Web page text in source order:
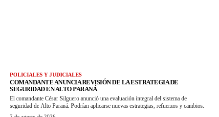
POLICIALES Y JUDICIALES
COMANDANTE ANUNCIA REVISIÓN DE LA ESTRATEGIA DE
SEGURIDAD EN ALTO PARANÁ
El comandante César Silguero anunció una evaluación integral del sistema de
seguridad de Alto Paraná. Podrían aplicarse nuevas estrategias, refuerzos y cambios.